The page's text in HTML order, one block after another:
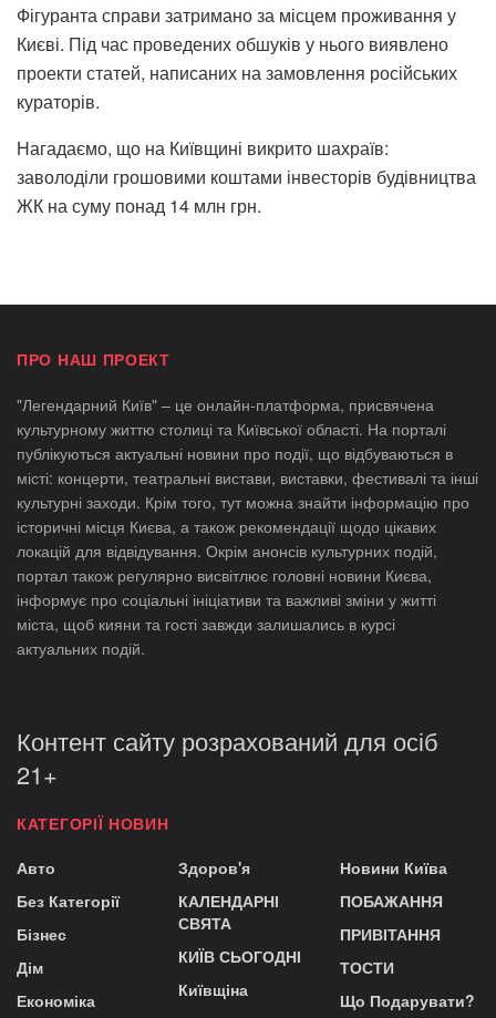
Фігуранта справи затримано за місцем проживання у
Києві. Під час проведених обшуків у нього виявлено
проекти статей, написаних на замовлення російських
кураторів.
Нагадаємо, що на Київщині викрито шахраїв:
заволоділи грошовими коштами інвесторів будівництва
ЖК на суму понад 14 млн грн.
ПРО НАШ ПРОЕКТ
"Легендарний Київ" – це онлайн-платформа, присвячена
культурному життю столиці та Київської області. На порталі
публікуються актуальні новини про події, що відбуваються в
місті: концерти, театральні вистави, виставки, фестивалі та інші
культурні заходи. Крім того, тут можна знайти інформацію про
історичні місця Києва, а також рекомендації щодо цікавих
локацій для відвідування. Окрім анонсів культурних подій,
портал також регулярно висвітлює головні новини Києва,
інформує про соціальні ініціативи та важливі зміни у житті
міста, щоб кияни та гості завжди залишались в курсі
актуальних подій.
Контент сайту розрахований для осіб
21+
КАТЕГОРІЇ НОВИН
Авто
Без Категорії
Бізнес
Дім
Економіка
Здоров'я
КАЛЕНДАРНІ
СВЯТА
КИЇВ СЬОГОДНІ
Київщіна
Новини Київа
ПОБАЖАННЯ
ПРИВІТАННЯ
ТОСТИ
Що Подарувати?